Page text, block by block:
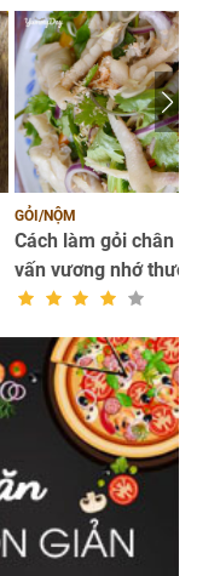
GỎI/NỘM
Cách làm gỏi chân
vấn vương nhớ